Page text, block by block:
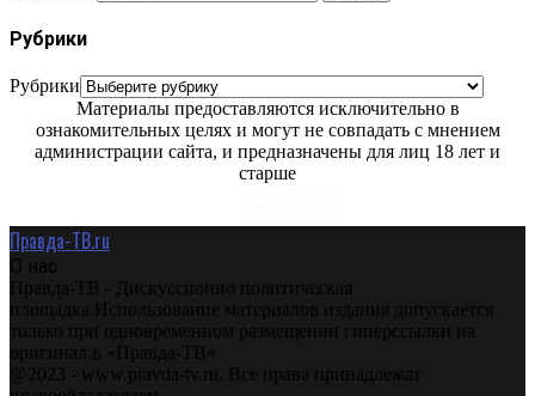
Рубрики
Рубрики
Материалы предоставляются исключительно в
ознакомительных целях и могут не совпадать с мнением
администрации сайта, и предназначены для лиц 18 лет и
старше
Правда-ТВ.ru
О нас
Правда-ТВ - Дискуссионно политическая
площадка.Использование материалов издания допускается
только при одновременном размещении гиперссылки на
оригинал в «Правда-ТВ»
@2023 - www.pravda-tv.ru. Все права принадлежат